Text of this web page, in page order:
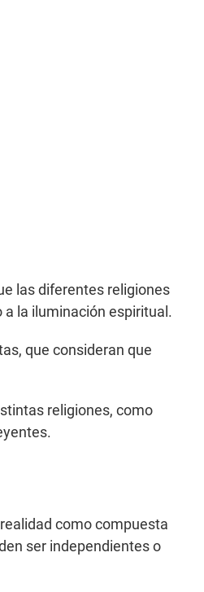
las diferentes religiones
a la iluminación espiritual.
que consideran que
religiones, como
como compuesta
ser independientes o